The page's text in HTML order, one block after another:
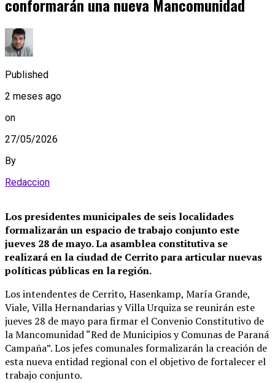
conformarán una nueva Mancomunidad
Published
2 meses ago
on
27/05/2026
By
Redaccion
Los presidentes municipales de seis localidades
formalizarán un espacio de trabajo conjunto este
jueves 28 de mayo. La asamblea constitutiva se
realizará en la ciudad de Cerrito para articular nuevas
políticas públicas en la región.
Los intendentes de Cerrito, Hasenkamp, María Grande,
Viale, Villa Hernandarias y Villa Urquiza se reunirán este
jueves 28 de mayo para firmar el Convenio Constitutivo de
la Mancomunidad “Red de Municipios y Comunas de Paraná
Campaña”. Los jefes comunales formalizarán la creación de
esta nueva entidad regional con el objetivo de fortalecer el
trabajo conjunto.